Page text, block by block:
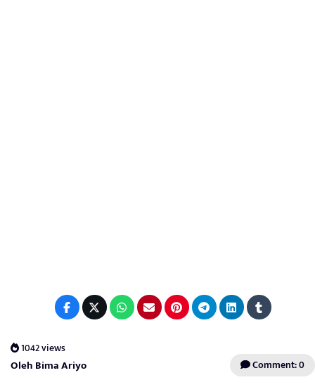
1042 views
Oleh Bima Ariyo Comment: 0